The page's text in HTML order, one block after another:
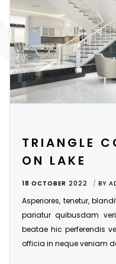
TRIANGLE
ON LAKE
18 OCTOBER 2022 BY
Asperiores, tenetur,
pariatur quibusdam
beatae hic perferendis
officia in neque veniam